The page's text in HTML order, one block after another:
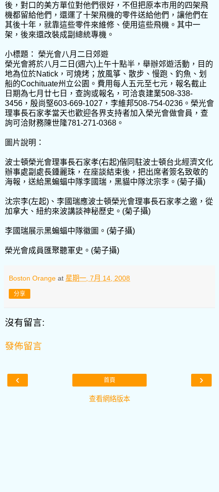
後，對口的美方單位對他們很好，不但把原本市用的四架飛
機都留給他們，還運了十架飛機的零件送給他們，讓他們在
其後十年，就靠這些零件來維修、使用這些飛機。其中一
架，後來還改裝成副總統專機。
小標題： 榮光會八月二日郊遊
榮光會將於八月二日(週六)上午十點半，舉辦郊遊活動，目的
地為位於Natick，可燒烤；放風箏、散步、慢跑、釣魚、划
船的Cochituate州立公園。費用每人五元至七元，報名截止
日期為七月廿七日，查詢或報名，可洽袁建業508-338-
3456，殷尚堅603-669-1027，李維邦508-754-0236。榮光會
理事長石家孝當天也歡迎各界支持者加入榮光會做會員，查
詢可洽財務陳世隆781-271-0368。
圖片說明：
波士頓榮光會理事長石家孝(右起)偕同駐波士頓台北經濟文化
辦事處副處長鍾麗珠，在座談結束後，把出席者簽名致敬的
海報，送給黑蝙蝠中隊李國瑞，黑貓中隊沈宗李。(菊子攝)
沈宗李(左起)、李國瑞應波士頓榮光會理事長石家孝之邀，從
加拿大、紐約來波講談神秘歷史。(菊子攝)
李國瑞展示黑蝙蝠中隊徽圖。(菊子攝)
榮光會成員匯聚聽軍史。(菊子攝)
Boston Orange at 星期一, 7月 14, 2008
分享
沒有留言:
發佈留言
‹ ›
首頁
查看網絡版本